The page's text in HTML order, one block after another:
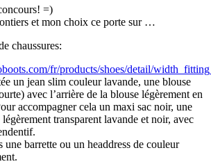
=)
et mon choix ce porte sur …
chaussures:
fr/products/shoes/detail/
un jean slim couleur lavande, une blouse
avec l’arrière de la blouse légèrement en
accompagner cela un maxi sac noir, une
transparent lavande et noir, avec
une barrette ou un headdress de couleur